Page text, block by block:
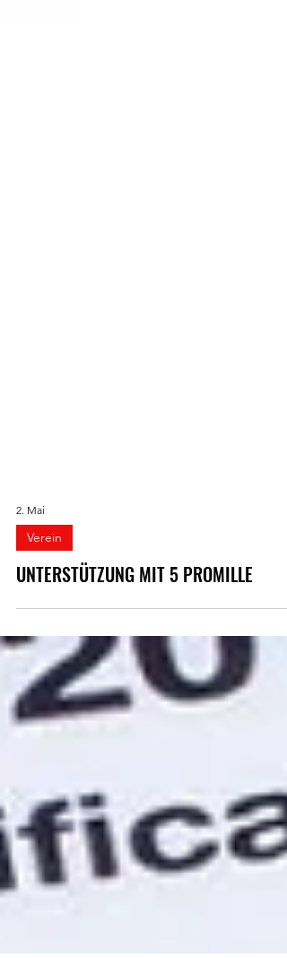
2. Mai
Verein
UNTERSTÜTZUNG MIT 5 PROMILLE